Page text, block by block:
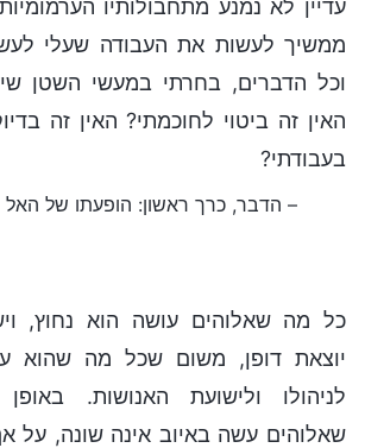
עדיין לא נמנע מתחבולותיו
ממשיך לעשות את העבודה שעלי
וכל הדברים, בחרתי במעשי השטן
האין זה ביטוי לחוכמתי? האין זה
בעבודתי?
– הדבר, כרך ראשון: הופעתו של האל
כל מה שאלוהים עושה הוא נחוץ,
יוצאת דופן, משום שכל מה שהוא
לניהולו ולישועת האנושות.
שאלוהים עשה באיוב אינה שונה, על